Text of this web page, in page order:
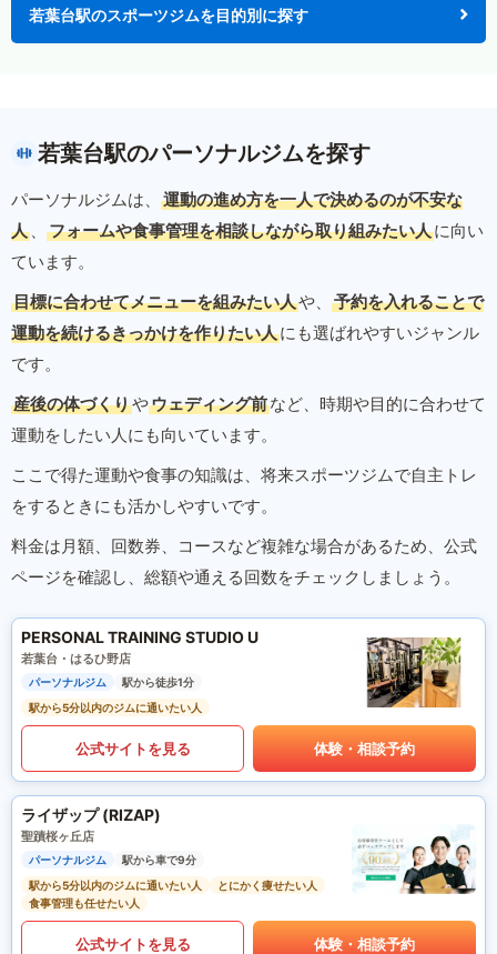
若葉台駅のスポーツジムを目的別に探す
若葉台駅のパーソナルジムを探す
パーソナルジムは、
運動の進め方を一人で決めるのが不安な
人 、 フォームや食事管理を相談しながら取り組みたい人に向い
ています。
目標に合わせてメニューを組みたい人や、
予約を入れることで
運動を続けるきっかけを作りたい人にも選ばれやすいジャンル
です。
産後の体づくりやウェディング前など、時期や目的に合わせて
運動をしたい人にも向いています。
ここで得た運動や食事の知識は、将来スポーツジムで自主トレ
をするときにも活かしやすいです。
料金は月額、回数券、コースなど複雑な場合があるため、公式
ページを確認し、総額や通える回数をチェックしましょう。
PERSONAL TRAINING STUDIO U
若葉台・はるひ野店
パーソナルジム
駅から徒歩1分
駅から5分以内のジムに通いたい人
公式サイトを見る 体験・相談予約
ライザップ (RIZAP)
聖蹟桜ヶ丘店
パーソナルジム
駅から車で9分
駅から5分以内のジムに通いたい人
とにかく痩せたい人
食事管理も任せたい人
公式サイトを見る 体験・相談予約